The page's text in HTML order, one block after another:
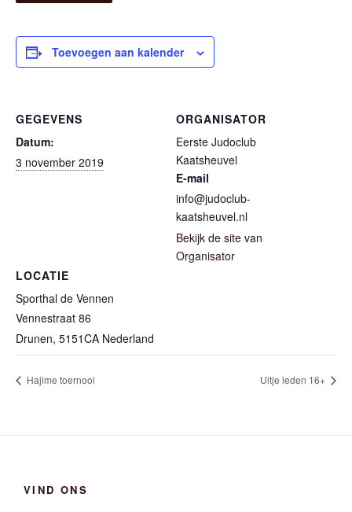
Toevoegen aan kalender
GEGEVENS
Datum:
3 november 2019
LOCATIE
Sporthal de Vennen
Vennestraat 86
Drunen, 5151CA Nederland
ORGANISATOR
Eerste Judoclub
Kaatsheuvel
E-mail
info@judoclub-
kaatsheuvel.nl
Bekijk de site van
Organisator
Hajime toernooi Uitje leden 16+
VIND ONS